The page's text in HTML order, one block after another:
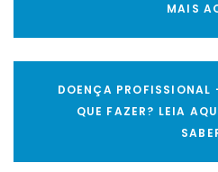
MAIS
DOENÇA PROFISSIONAL
QUE FAZER? LEIA